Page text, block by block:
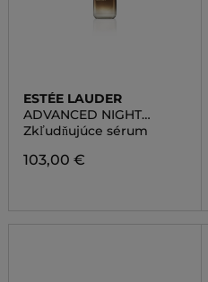
ESTÉE LAUDER
ADVANCED NIGHT
REPAIR RESCUE
SOLUTION
Zkľudňujúce sérum
103,00 €